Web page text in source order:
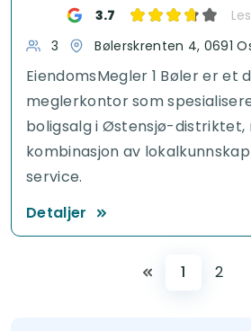
3.7
EiendomsMegler 1 Bøler er et
meglerkontor som
boligsalg i Østensjø-distriktet,
kombinasjon av
service.
3 Bølerskrenten 4, 0691
Detaljer
1 2